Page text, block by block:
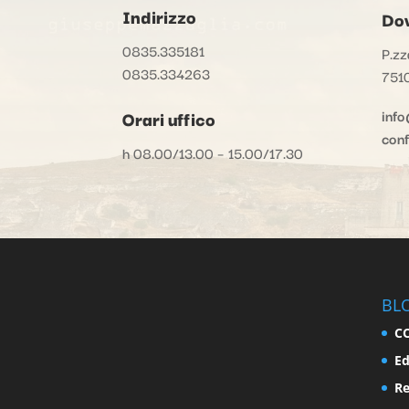
Indirizzo
0835.335181
0835.334263
Orari uffico
h 08.00/13.00 – 15.00/17.30